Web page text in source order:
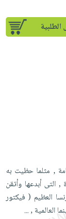
, مثلما حظيت به
التى أبدعها وأتقن
العظيم ( فيكتور
العالمية ,...